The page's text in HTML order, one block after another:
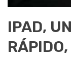
IPAD,